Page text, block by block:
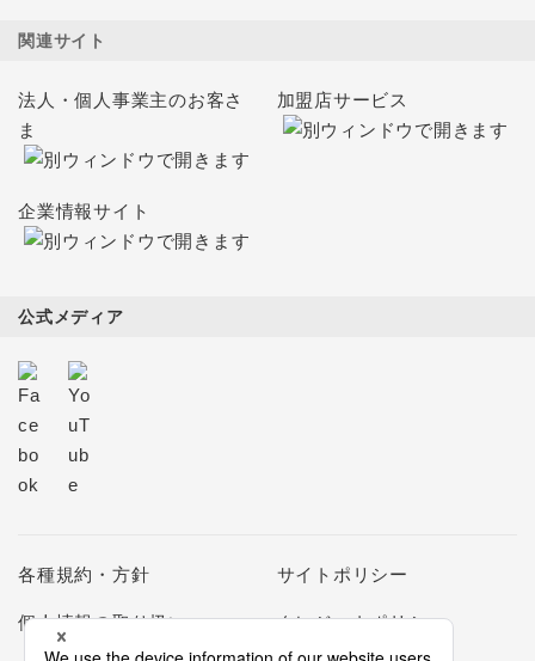
関連サイト
法人・個人事業主のお客さ
ま
加盟店サービス
企業情報サイト
公式メディア
各種規約・方針 サイトポリシー
個人情報の取り扱い クレジットポリシー